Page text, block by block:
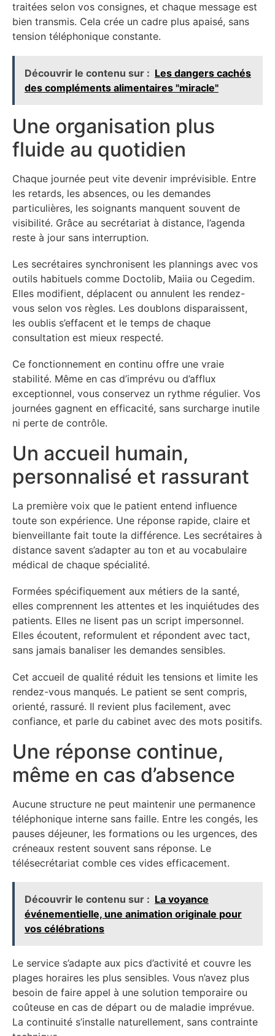
traitées selon vos consignes, et chaque message est
bien transmis. Cela crée un cadre plus apaisé, sans
tension téléphonique constante.
Découvrir le contenu sur : Les dangers cachés
des compléments alimentaires "miracle"
Une organisation plus
fluide au quotidien
Chaque journée peut vite devenir imprévisible. Entre
les retards, les absences, ou les demandes
particulières, les soignants manquent souvent de
visibilité. Grâce au secrétariat à distance, l’agenda
reste à jour sans interruption.
Les secrétaires synchronisent les plannings avec vos
outils habituels comme Doctolib, Maiia ou Cegedim.
Elles modifient, déplacent ou annulent les rendez-
vous selon vos règles. Les doublons disparaissent,
les oublis s’effacent et le temps de chaque
consultation est mieux respecté.
Ce fonctionnement en continu offre une vraie
stabilité. Même en cas d’imprévu ou d’afflux
exceptionnel, vous conservez un rythme régulier. Vos
journées gagnent en efficacité, sans surcharge inutile
ni perte de contrôle.
Un accueil humain,
personnalisé et rassurant
La première voix que le patient entend influence
toute son expérience. Une réponse rapide, claire et
bienveillante fait toute la différence. Les secrétaires à
distance savent s’adapter au ton et au vocabulaire
médical de chaque spécialité.
Formées spécifiquement aux métiers de la santé,
elles comprennent les attentes et les inquiétudes des
patients. Elles ne lisent pas un script impersonnel.
Elles écoutent, reformulent et répondent avec tact,
sans jamais banaliser les demandes sensibles.
Cet accueil de qualité réduit les tensions et limite les
rendez-vous manqués. Le patient se sent compris,
orienté, rassuré. Il revient plus facilement, avec
confiance, et parle du cabinet avec des mots positifs.
Une réponse continue,
même en cas d’absence
Aucune structure ne peut maintenir une permanence
téléphonique interne sans faille. Entre les congés, les
pauses déjeuner, les formations ou les urgences, des
créneaux restent souvent sans réponse. Le
télésecrétariat comble ces vides efficacement.
Découvrir le contenu sur : La voyance
événementielle, une animation originale pour
vos célébrations
Le service s’adapte aux pics d’activité et couvre les
plages horaires les plus sensibles. Vous n’avez plus
besoin de faire appel à une solution temporaire ou
coûteuse en cas de départ ou de maladie imprévue.
La continuité s’installe naturellement, sans contrainte